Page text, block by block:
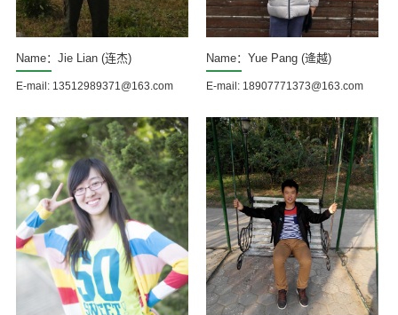
Name：Jie Lian (连杰)
E-mail: 13512989371@163.com
Name：Yue Pang (逄越)
E-mail: 18907771373@163.com